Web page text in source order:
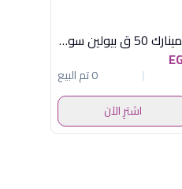
طقم لومينارك 50 ق بيولين سويت لاين سودو
0 تم البيع
اشترِ الآن